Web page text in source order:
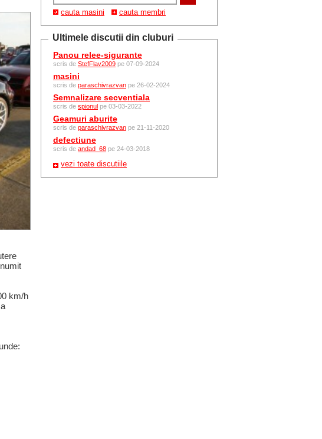
cauta masini cauta membri
Ultimele discutii din cluburi
Panou relee-sigurante
scris de StefFlav2009 pe 07-09-2024
masini
scris de paraschivrazvan pe 26-02-2024
Semnalizare secventiala
scris de spionul pe 03-03-2022
Geamuri aburite
scris de paraschivrazvan pe 21-11-2020
defectiune
scris de andad_68 pe 24-03-2018
vezi toate discutiile
km/h